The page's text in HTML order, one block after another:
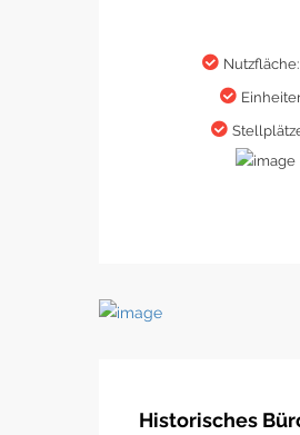
Historisches